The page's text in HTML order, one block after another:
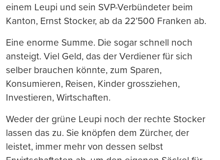
einem Leupi und sein SVP-Verbündeter beim
Kanton, Ernst Stocker, ab da 22’500 Franken ab.
Eine enorme Summe. Die sogar schnell noch
ansteigt. Viel Geld, das der Verdiener für sich
selber brauchen könnte, zum Sparen,
Konsumieren, Reisen, Kinder grossziehen,
Investieren, Wirtschaften.
Weder der grüne Leupi noch der rechte Stocker
lassen das zu. Sie knöpfen dem Zürcher, der
leistet, immer mehr von dessen selbst